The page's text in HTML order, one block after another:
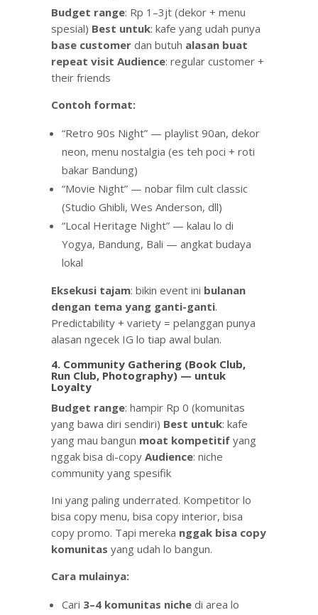
Budget range: Rp 1–3jt (dekor + menu
spesial) Best untuk: kafe yang udah punya
base customerdan butuh alasan buat
repeat visit Audience: regular customer +
their friends
Contoh format:
“Retro 90s Night” — playlist 90an, dekor
neon, menu nostalgia (es teh poci + roti
bakar Bandung)
“Movie Night” — nobar film cult classic
(Studio Ghibli, Wes Anderson, dll)
“Local Heritage Night” — kalau lo di
Yogya, Bandung, Bali — angkat budaya
lokal
Eksekusi tajam: bikin event ini bulanan
dengan tema yang ganti-ganti.
Predictability + variety = pelanggan punya
alasan ngecek IG lo tiap awal bulan.
4. Community Gathering (Book Club,
Run Club, Photography) — untuk
Loyalty
Budget range: hampir Rp 0 (komunitas
yang bawa diri sendiri) Best untuk: kafe
yang mau bangun moat kompetitifyang
nggak bisa di-copy Audience: niche
community yang spesifik
Ini yang paling underrated. Kompetitor lo
bisa copy menu, bisa copy interior, bisa
copy promo. Tapi mereka nggak bisa copy
komunitas yang udah lo bangun.
Cara mulainya:
Cari 3–4 komunitas nichedi area lo